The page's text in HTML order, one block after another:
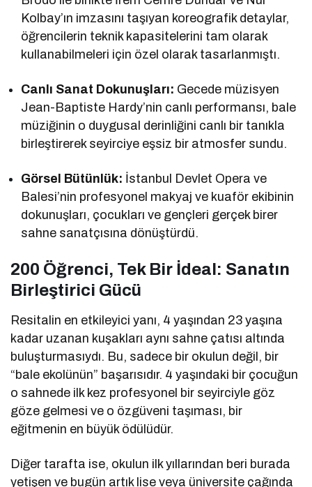
Kolbay’ın imzasını taşıyan koreografik detaylar,
öğrencilerin teknik kapasitelerini tam olarak
kullanabilmeleri için özel olarak tasarlanmıştı.
Canlı Sanat Dokunuşları: Gecede müzisyen
Jean-Baptiste Hardy’nin canlı performansı, bale
müziğinin o duygusal derinliğini canlı bir tanıkla
birleştirerek seyirciye eşsiz bir atmosfer sundu.
Görsel Bütünlük: İstanbul Devlet Opera ve
Balesi’nin profesyonel makyaj ve kuaför ekibinin
dokunuşları, çocukları ve gençleri gerçek birer
sahne sanatçısına dönüştürdü.
200 Öğrenci, Tek Bir İdeal: Sanatın
Birleştirici Gücü
Resitalin en etkileyici yanı, 4 yaşından 23 yaşına
kadar uzanan kuşakları aynı sahne çatısı altında
buluşturmasıydı. Bu, sadece bir okulun değil, bir
“bale ekolünün” başarısıdır. 4 yaşındaki bir çocuğun
o sahnede ilk kez profesyonel bir seyirciyle göz
göze gelmesi ve o özgüveni taşıması, bir
eğitmenin en büyük ödülüdür.
Diğer tarafta ise, okulun ilk yıllarından beri burada
yetişen ve bugün artık lise veya üniversite çağında